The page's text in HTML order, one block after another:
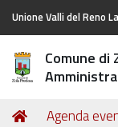
Unione Valli del Reno
Comune di
Tu
Home
Agenda